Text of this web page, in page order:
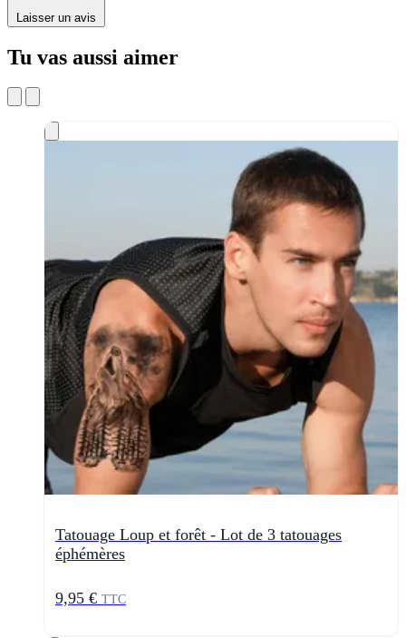
Laisser un avis
Tu vas aussi aimer
Tatouage Loup et forêt - Lot de 3 tatouages
éphémères
9,95 € TTC